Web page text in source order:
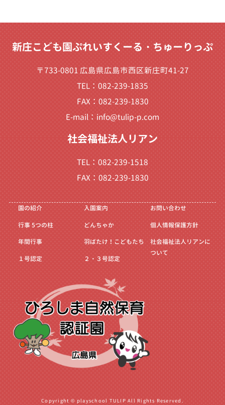
新庄こども園ぷれいすくーる・ちゅーりっぷ
〒733-0801 広島県広島市西区新庄町41-27
TEL：082-239-1835
FAX：082-239-1830
E-mail： info@tulip-p.com
社会福祉法人リアン
TEL：082-239-1518
FAX：082-239-1830
園の紹介
行事5つの柱
年間行事
１号認定
入園案内
どんちゃか
羽ばたけ！こどもたち
２・３号認定
お問い合わせ
個人情報保護方針
社会福祉法人リアンに
ついて
Copyright © playschool TULIP All Rights Reserved.